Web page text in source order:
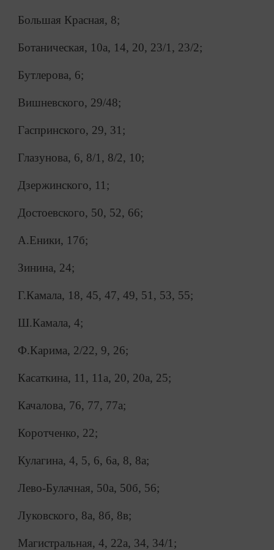
Большая Красная, 8;
Ботаническая, 10а, 14, 20, 23/1, 23/2;
Бутлерова, 6;
Вишневского, 29/48;
Гаспринского, 29, 31;
Глазунова, 6, 8/1, 8/2, 10;
Дзержинского, 11;
Достоевского, 50, 52, 66;
А.Еники, 17б;
Зинина, 24;
Г.Камала, 18, 45, 47, 49, 51, 53, 55;
Ш.Камала, 4;
Ф.Карима, 2/22, 9, 26;
Касаткина, 11, 11а, 20, 20а, 25;
Качалова, 76, 77, 77а;
Коротченко, 22;
Кулагина, 4, 5, 6, 6а, 8, 8а;
Лево-Булачная, 50а, 50б, 56;
Луковского, 8а, 8б, 8в;
Магистральная, 4, 22а, 34, 34/1;